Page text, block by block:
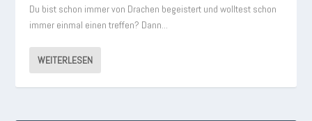
Du bist schon immer von Drachen begeistert und wolltest schon
immer einmal einen treffen? Dann...
WEITERLESEN